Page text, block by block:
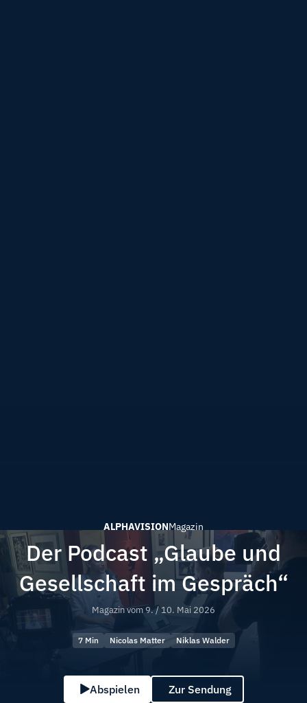
ALPHAVISIONMagazin
Der Podcast „Glaube und
Gesellschaft im Gespräch“
Magazin vom 9. / 10. Mai 2026
7 Min Nicolas Matter Niklas Walder
Abspielen Zur Sendung